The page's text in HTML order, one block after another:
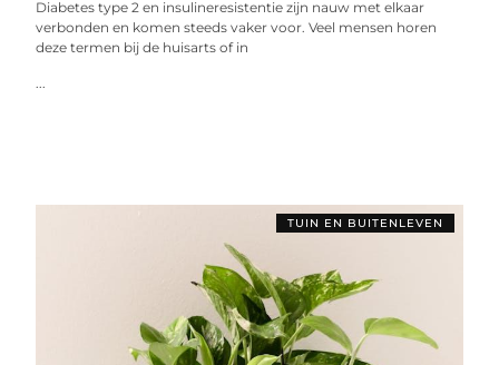
Diabetes type 2 en insulineresistentie zijn nauw met elkaar
verbonden en komen steeds vaker voor. Veel mensen horen
deze termen bij de huisarts of in
...
TUIN EN BUITENLEVEN